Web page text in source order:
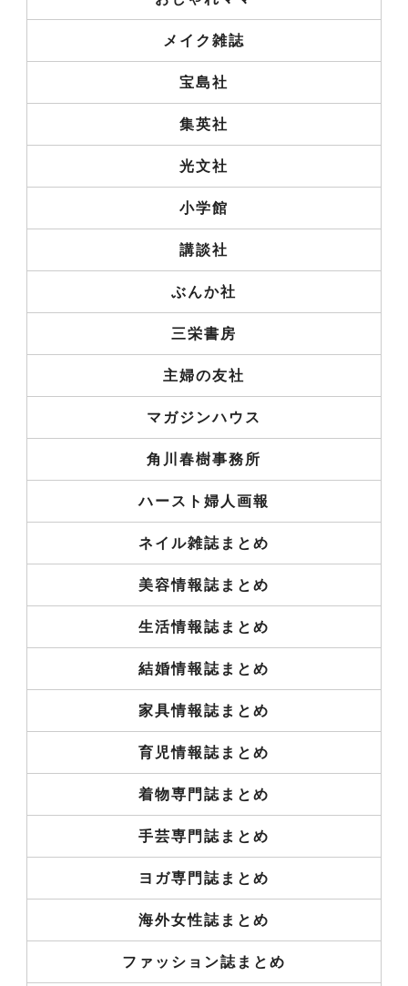
メイク雑誌
宝島社
集英社
光文社
小学館
講談社
ぶんか社
三栄書房
主婦の友社
マガジンハウス
角川春樹事務所
ハースト婦人画報
ネイル雑誌まとめ
美容情報誌まとめ
生活情報誌まとめ
結婚情報誌まとめ
家具情報誌まとめ
育児情報誌まとめ
着物専門誌まとめ
手芸専門誌まとめ
ヨガ専門誌まとめ
海外女性誌まとめ
ファッション誌まとめ